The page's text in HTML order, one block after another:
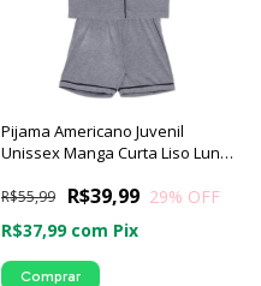
Pijama Americano Juvenil
Unissex Manga Curta Liso Luna
R$39,99
R$55,99 29% OFF
R$37,99 com Pix
Comprar